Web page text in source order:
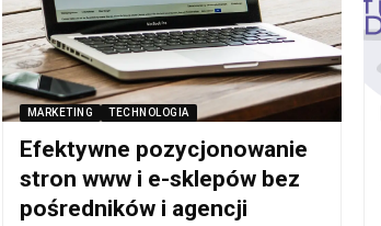
MARKETING TECHNOLOGIA
Efektywne pozycjonowanie
stron www i e-sklepów bez
pośredników i agencji